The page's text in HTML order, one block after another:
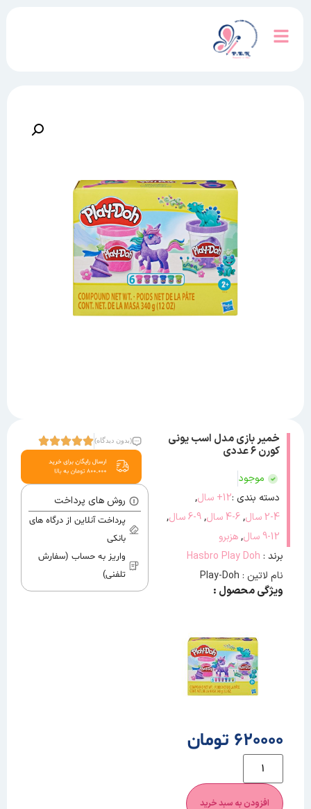
خمیر بازی مدل اسب یونی
کورن ۶ عددی
موجود
دسته بندی :12+ سال ,
2-4 سال ,4-6 سال ,6-9 سال ,
9-12 سال ,هزبرو
برند : Hasbro Play Doh
نام لاتین : Play-Doh
ویژگی محصول :
620000 تومان
افزودن به سبد خرید
(بدون دیدگاه)
روش های پرداخت
پرداخت آنلاین از درگاه های
بانکی
واریز به حساب (سفارش
تلفنی)